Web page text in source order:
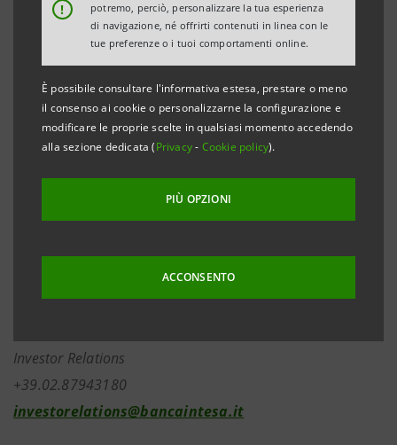
!
potremo, perciò, personalizzare la tua esperienza
di navigazione, né offrirti contenuti in linea con le
tue preferenze o i tuoi comportamenti online.
È possibile consultare l'informativa estesa, prestare o meno
il consenso ai cookie o personalizzarne la configurazione e
modificare le proprie scelte in qualsiasi momento accedendo
alla sezione dedicata (Privacy- Cookie policy).
PIÙ OPZIONI
ACCONSENTO
Gruppo a una società costituita da Fortress e Merrill
Lynch. Allo stesso tempo, Intesa Gestione Crediti,
controllata di Banca Intesa, ha perfezionato la
vendita a Fortress e Merrill Lynch dell’81% di Castello
Gestione Crediti, società cui era stato in precedenza
conferito il ramo d’azienda di Intesa Gestione Crediti
Gruppo Intesa rimane azionista di Castello Gestione
Crediti con il 19% del capitale.
Investor Relations
+39.02.87943180
investorelations@bancaintesa.it